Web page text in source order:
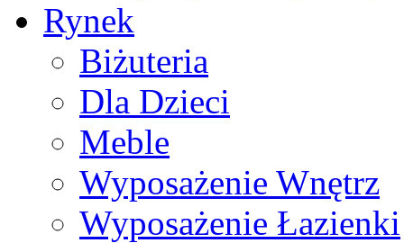
Rynek
Biżuteria
Dla Dzieci
Meble
Wyposażenie Wnętrz
Wyposażenie Łazienki